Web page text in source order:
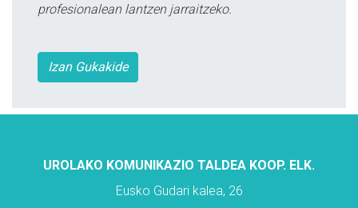
profesionalean lantzen jarraitzeko.
Izan Gukakide
UROLAKO KOMUNIKAZIO TALDEA KOOP. ELK.
Eusko Gudari kalea, 26